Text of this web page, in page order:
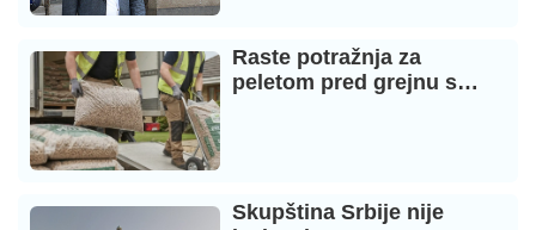
Raste potražnja za
peletom pred grejnu s…
Skupština Srbije nije